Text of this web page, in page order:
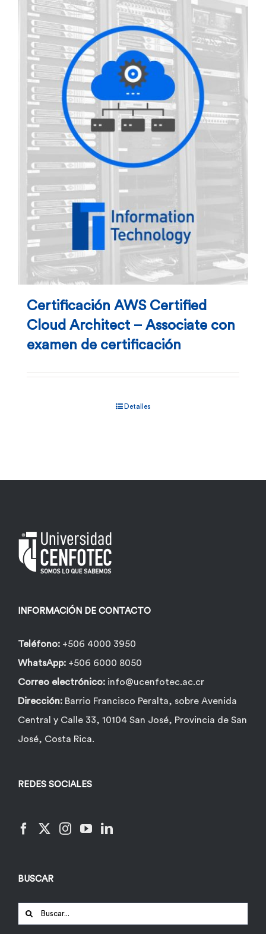
Certificación AWS Certified
Cloud Architect – Associate con
examen de certificación
Detalles
INFORMACIÓN DE CONTACTO
Teléfono: +506 4000 3950
WhatsApp: +506 6000 8050
Correo electrónico: info@ucenfotec.ac.cr
Dirección: Barrio Francisco Peralta, sobre Avenida
Central y Calle 33, 10104 San José, Provincia de San
José, Costa Rica.
REDES SOCIALES
BUSCAR
Buscar: